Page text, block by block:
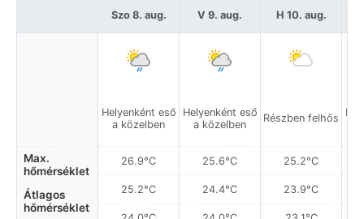
Max.
hőmérséklet
Átlagos
hőmérséklet
Szo 8. aug.
Helyenként eső
a közelben
26.9°C
25.2°C
V 9. aug.
Helyenként eső
a közelben
25.6°C
24.4°C
H 10. aug.
Részben felhős
25.2°C
23.9°C